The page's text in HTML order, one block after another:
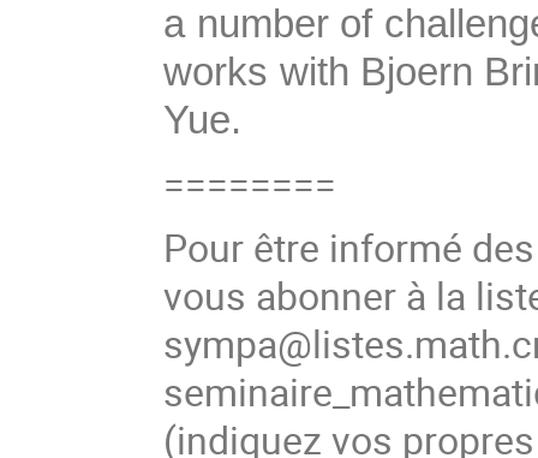
a number of
works with Bjoern
Yue.
========
Pour être informé
vous abonner à la
(indiquez vos